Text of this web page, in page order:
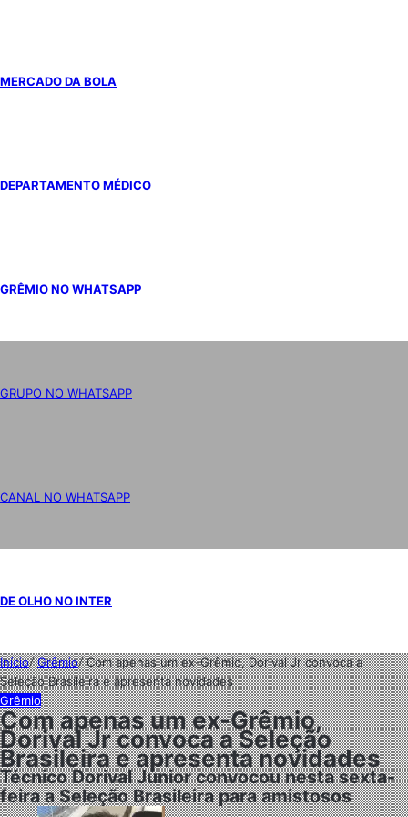
MERCADO DA BOLA
DEPARTAMENTO MÉDICO
GRÊMIO NO WHATSAPP
GRUPO NO WHATSAPP
CANAL NO WHATSAPP
DE OLHO NO INTER
Início/Grêmio/Com apenas um ex-Grêmio, Dorival Jr convoca a
Seleção Brasileira e apresenta novidades
Grêmio
Com apenas um ex-Grêmio,
Dorival Jr convoca a Seleção
Brasileira e apresenta novidades
Técnico Dorival Júnior convocou nesta sexta-
feira a Seleção Brasileira para amistosos